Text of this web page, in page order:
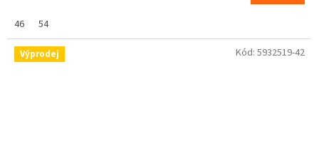
46 54
Výprodej Kód: 5932519-42